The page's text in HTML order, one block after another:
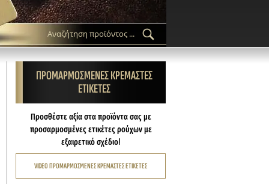
ΠΡΟΜΑΡΜΟΣΜΕΝΕΣ ΚΡΕΜΑΣΤΕΣ
ΕΤΙΚΕΤΕΣ
Προσθέστε αξία στα προϊόντα σας με
προσαρμοσμένες ετικέτες ρούχων με
εξαιρετικό σχέδιο!
VIDEO ΠΡΟΜΑΡΜΟΣΜΕΝΕΣ ΚΡΕΜΑΣΤΕΣ ΕΤΙΚΕΤΕΣ